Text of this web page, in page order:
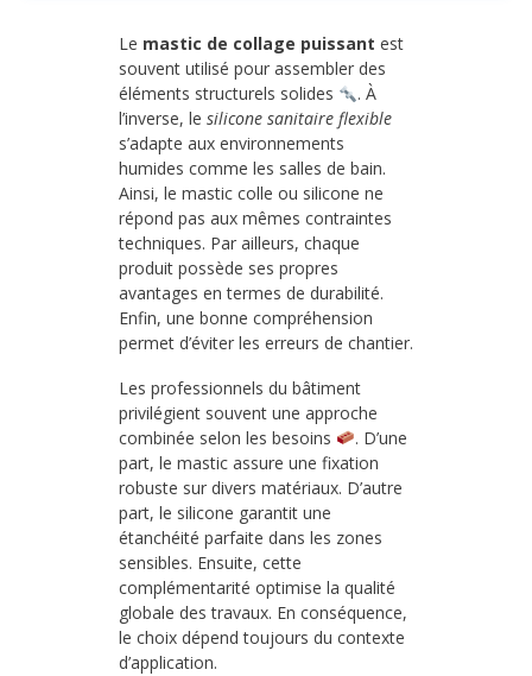
Le mastic de collage puissant est
souvent utilisé pour assembler des
éléments structurels solides
. À
l’inverse, le silicone sanitaire flexible
s’adapte aux environnements
humides comme les salles de bain.
Ainsi, le mastic colle ou silicone ne
répond pas aux mêmes contraintes
techniques. Par ailleurs, chaque
produit possède ses propres
avantages en termes de durabilité.
Enfin, une bonne compréhension
permet d’éviter les erreurs de chantier.
Les professionnels du bâtiment
privilégient souvent une approche
combinée selon les besoins
. D’une
part, le mastic assure une fixation
robuste sur divers matériaux. D’autre
part, le silicone garantit une
étanchéité parfaite dans les zones
sensibles. Ensuite, cette
complémentarité optimise la qualité
globale des travaux. En conséquence,
le choix dépend toujours du contexte
d’application.